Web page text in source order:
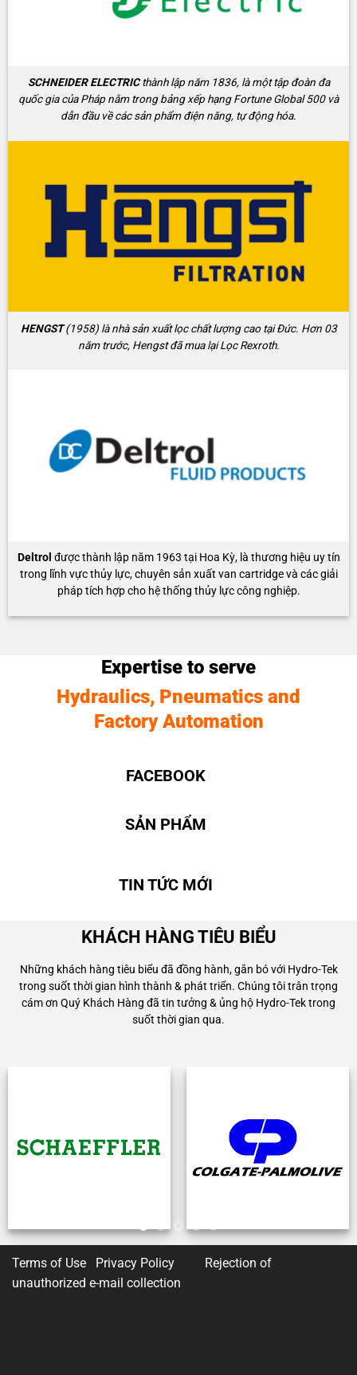
SCHNEIDER ELECTRICthành lập năm 1836, là một tập đoàn đa
quốc gia của Pháp nằm trong bảng xếp hạng Fortune Global 500 và
dẫn đầu về các sản phẩm điện năng, tự động hóa.
HENGST(1958) là nhà sản xuất lọc chất lượng cao tại Đức. Hơn 03
năm trước, Hengst đã mua lại Lọc Rexroth.
Deltrol được thành lập năm 1963 tại Hoa Kỳ, là thương hiệu uy tín
trong lĩnh vực thủy lực, chuyên sản xuất van cartridge và các giải
pháp tích hợp cho hệ thống thủy lực công nghiệp.
Expertise to serve
Hydraulics, Pneumatics and
Factory Automation
FACEBOOK
SẢN PHẨM
TIN TỨC MỚI
KHÁCH HÀNG TIÊU BIỂU
Những khách hàng tiêu biểu đã đồng hành, gắn bó với Hydro-Tek
trong suốt thời gian hình thành & phát triển. Chúng tôi trân trọng
cám ơn Quý Khách Hàng đã tin tưởng & ủng hộ Hydro-Tek trong
suốt thời gian qua.
Terms of Use Privacy Policy
Rejection of
unauthorized e-mail collection